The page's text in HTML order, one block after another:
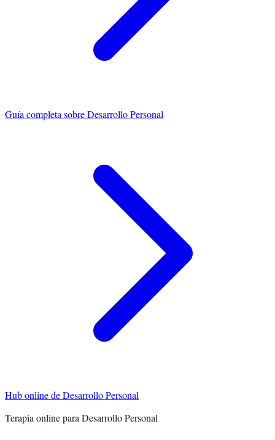
Guía completa sobreDesarrollo Personal
Hub online deDesarrollo Personal
Terapia online para Desarrollo Personal